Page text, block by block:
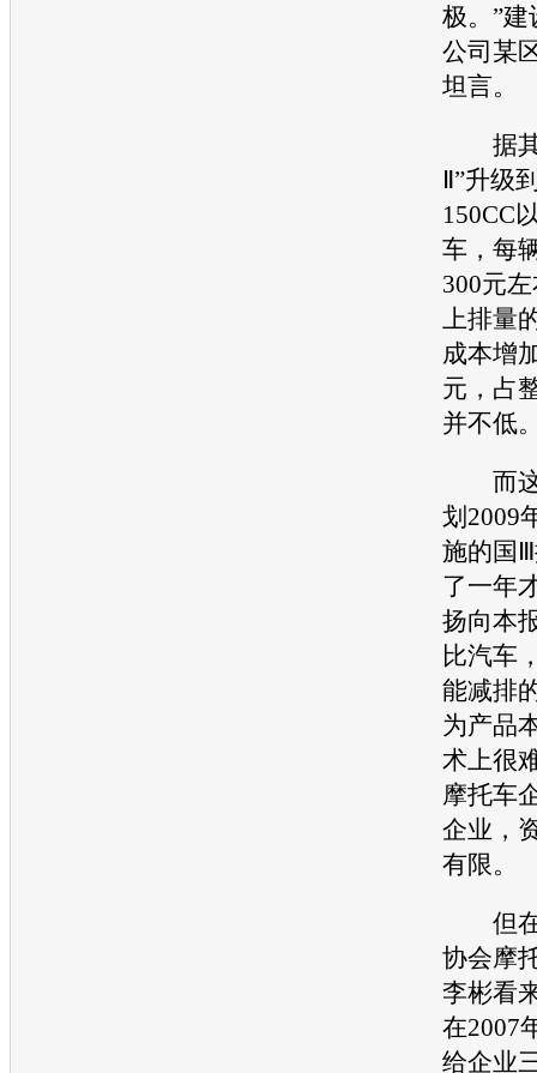
极。”
公司某
坦言。
据其
Ⅱ”升级
150CC
车，每
300元
上排量
成本增
元，占
并不低
而这
划2009
施的国
了一年
扬向本
比汽车
能减排
为产品
术上很
摩托车
企业，
有限。
但在
协会摩
李彬看
在2007
给企业